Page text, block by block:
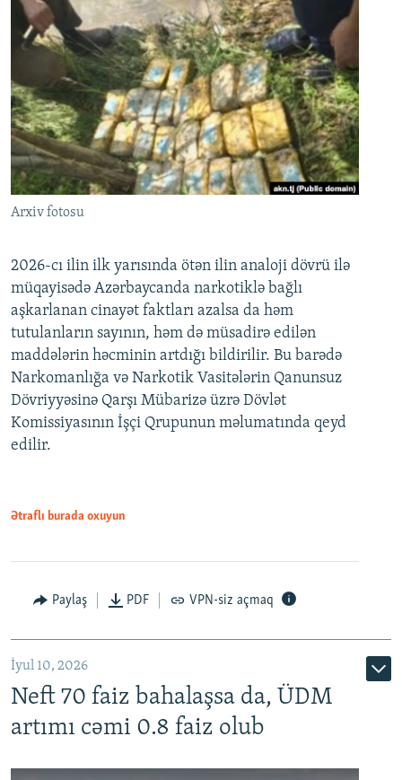
Arxiv fotosu
2026-cı ilin ilk yarısında ötən ilin analoji dövrü ilə
müqayisədə Azərbaycanda narkotiklə bağlı
aşkarlanan cinayət faktları azalsa da həm
tutulanların sayının, həm də müsadirə edilən
maddələrin həcminin artdığı bildirilir. Bu barədə
Narkomanlığa və Narkotik Vasitələrin Qanunsuz
Dövriyyəsinə Qarşı Mübarizə üzrə Dövlət
Komissiyasının İşçi Qrupunun məlumatında qeyd
edilir.
Ətraflı burada oxuyun
Paylaş PDF VPN-siz açmaq
İyul 10, 2026
Neft 70 faiz bahalaşsa da, ÜDM
artımı cəmi 0.8 faiz olub